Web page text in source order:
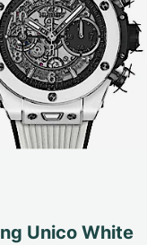
Unico White